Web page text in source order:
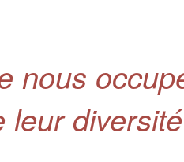
nous
leur diversité